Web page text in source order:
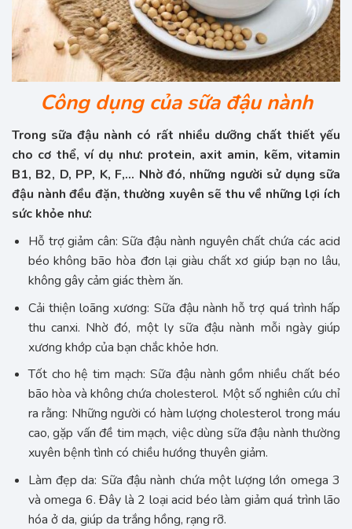
Công dụng của sữa đậu nành
Trong sữa đậu nành có rất nhiều dưỡng chất thiết yếu
cho cơ thể, ví dụ như: protein, axit amin, kẽm, vitamin
B1, B2, D, PP, K, F,… Nhờ đó, những người sử dụng sữa
đậu nành đều đặn, thường xuyên sẽ thu về những lợi ích
sức khỏe như:
Hỗ trợ giảm cân: Sữa đậu nành nguyên chất chứa các acid
béo không bão hòa đơn lại giàu chất xơ giúp bạn no lâu,
không gây cảm giác thèm ăn.
Cải thiện loãng xương: Sữa đậu nành hỗ trợ quá trình hấp
thu canxi. Nhờ đó, một ly sữa đậu nành mỗi ngày giúp
xương khớp của bạn chắc khỏe hơn.
Tốt cho hệ tim mạch: Sữa đậu nành gồm nhiều chất béo
bão hòa và không chứa cholesterol. Một số nghiên cứu chỉ
ra rằng: Những người có hàm lượng cholesterol trong máu
cao, gặp vấn đề tim mạch, việc dùng sữa đậu nành thường
xuyên bệnh tình có chiều hướng thuyên giảm.
Làm đẹp da: Sữa đậu nành chứa một lượng lớn omega 3
và omega 6. Đây là 2 loại acid béo làm giảm quá trình lão
hóa ở da, giúp da trắng hồng, rạng rỡ.